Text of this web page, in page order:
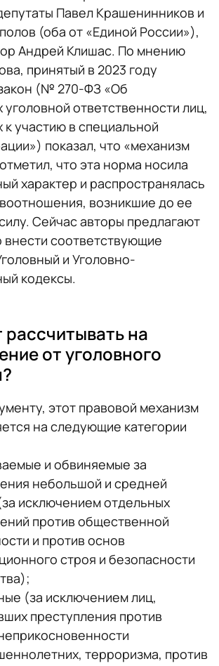
Павел Крашенинников и
(оба от «Единой России»),
Андрей Клишас. По мнению
принятый в 2023 году
(№ 270-ФЗ «Об
ответственности лиц,
участию в специальной
показал, что «механизм
что эта норма носила
характер и распространялась
возникшие до ее
Сейчас авторы предлагают
внести соответствующие
и Уголовно-
кодексы.
на
от уголовного
этот правовой механизм
на следующие категории
и обвиняемые за
небольшой и средней
исключением отдельных
против общественной
и против основ
строя и безопасности
(за исключением лиц,
преступления против
терроризма, против